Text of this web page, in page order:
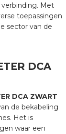
Met
toepassingen
sector van de
DCA
DCA ZWART
de bekabeling
Het is
waar een